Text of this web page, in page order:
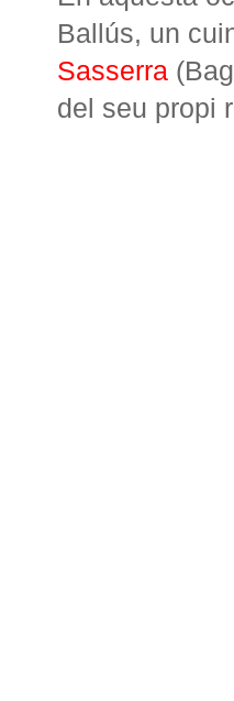
Ballús, un
Sasserra
del seu propi